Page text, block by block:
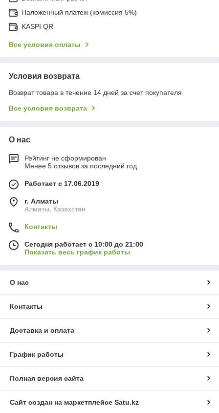
Наложенный платеж (комиссия 5%)
KASPI QR
Все условия оплаты
Условия возврата
Возврат товара в течение 14 дней за счет покупателя
Все условия возврата
О нас
Рейтинг не сформирован
Менее 5 отзывов за последний год
Работает с 17.06.2019
г. Алматы
Алматы, Казахстан
Контакты
Сегодня работает с 10:00 до 21:00
Показать весь график работы
О нас
Контакты
Доставка и оплата
График работы
Полная версия сайта
Сайт создан на маркетплейсе Satu.kz